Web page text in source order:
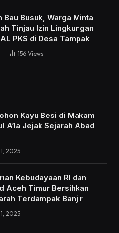
Bau Busuk, Warga Minta
Tinjau Izin Lingkungan
PKS di Desa Tampak
156 Views
Kayu Besi di Makam
A’la Jejak Sejarah Abad
2025
Kebudayaan RI dan
Aceh Timur Bersihkan
Terdampak Banjir
2025